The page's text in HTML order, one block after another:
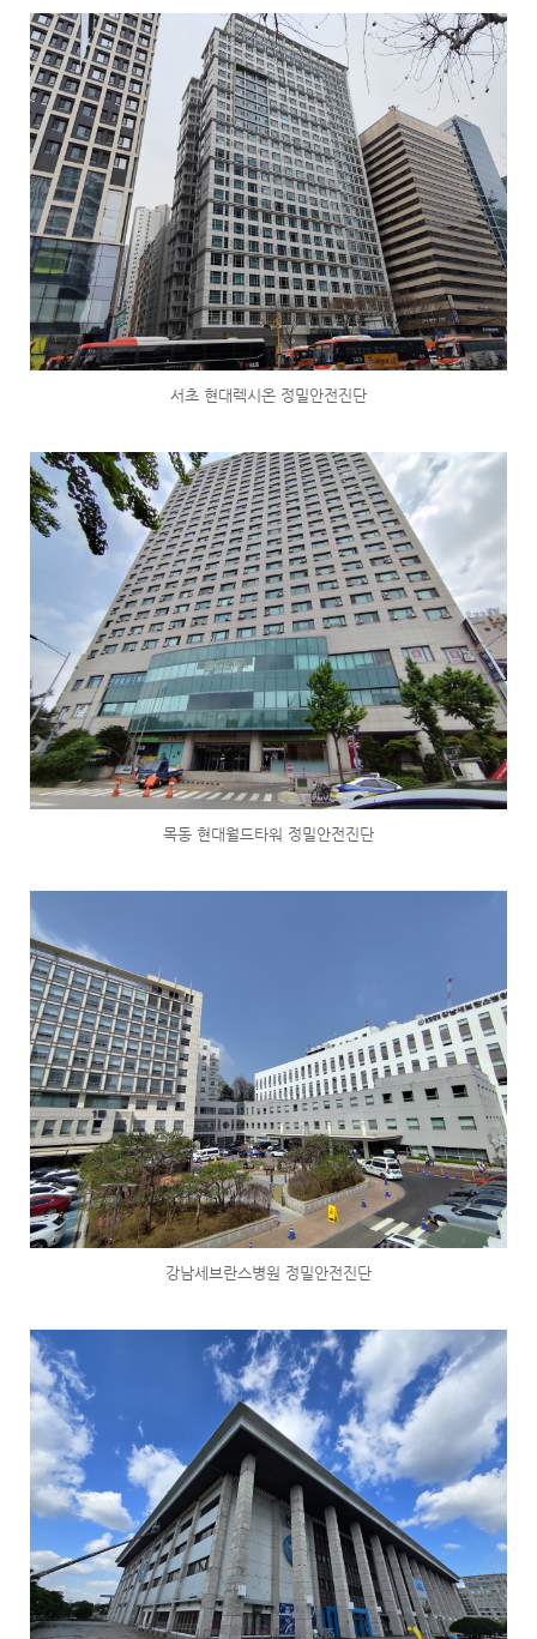
서초 현대렉시온 정밀안전진단
목동 현대월드타워 정밀안전진단
강남세브란스병원 정밀안전진단